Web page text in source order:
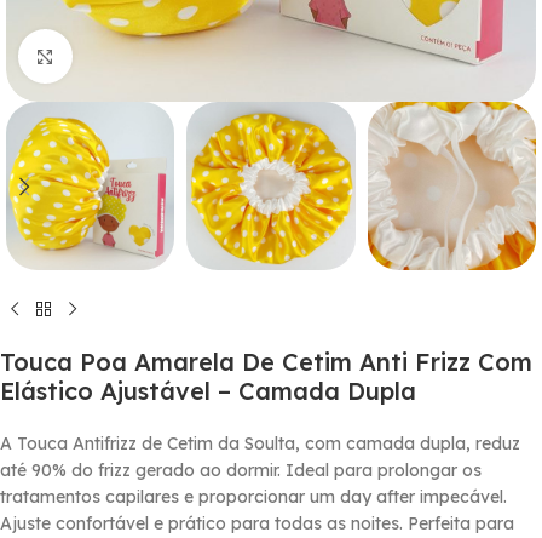
Click to enlarge
Touca Poa Amarela De Cetim Anti Frizz Com
Elástico Ajustável – Camada Dupla
A Touca Antifrizz de Cetim da Soulta, com camada dupla, reduz
até 90% do frizz gerado ao dormir. Ideal para prolongar os
tratamentos capilares e proporcionar um day after impecável.
Ajuste confortável e prático para todas as noites. Perfeita para